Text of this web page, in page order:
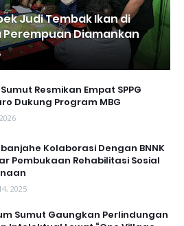
Judi Tembak Ikan di
Perempuan Diamankan
Resmikan Empat SPPG
Dukung Program MBG
Kolaborasi Dengan BNNK
Pembukaan Rehabilitasi Sosial
2025
Sumut Gaungkan Perlindungan